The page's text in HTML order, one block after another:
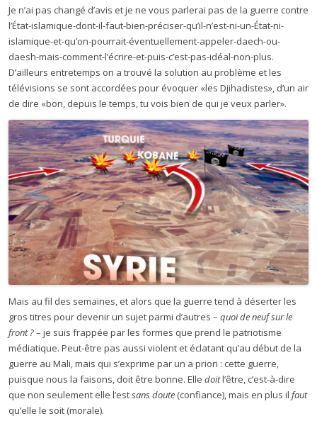
Je n’ai pas changé d’avis et je ne vous parlerai pas de la guerre contre
l’État-islamique-dont-il-faut-bien-préciser-qu’il-n’est-ni-un-État-ni-
islamique-et-qu’on-pourrait-éventuellement-appeler-daech-ou-
daesh-mais-comment-l’écrire-et-puis-c’est-pas-idéal-non-plus.
D’ailleurs entretemps on a trouvé la solution au problème et les
télévisions se sont accordées pour évoquer «les Djihadistes», d’un air
de dire «bon, depuis le temps, tu vois bien de qui je veux parler».
Mais au fil des semaines, et alors que la guerre tend à déserter les
gros titres pour devenir un sujet parmi d’autres – quoi de neuf sur le
front ?– je suis frappée par les formes que prend le patriotisme
médiatique. Peut-être pas aussi violent et éclatant qu’au début de la
guerre au Mali, mais qui s’exprime par un a priori : cette guerre,
puisque nous la faisons, doit être bonne. Elle doitl’être, c’est-à-dire
que non seulement elle l’estsans doute (confiance), mais en plus il faut
qu’elle le soit (morale).